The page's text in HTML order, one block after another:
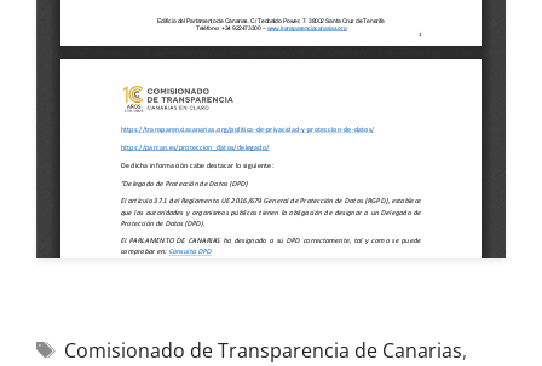
Comisionado de Transparencia de Canarias,